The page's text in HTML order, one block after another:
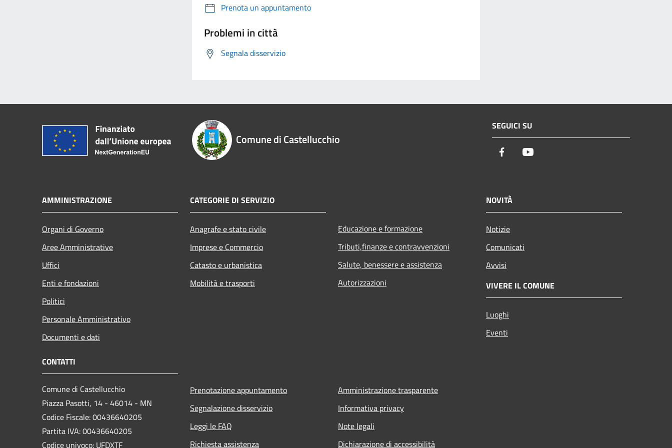
Prenota un appuntamento
Problemi in città
Segnala disservizio
Comune di Castellucchio
SEGUICI SU
Facebook
AMMINISTRAZIONE
Organi di Governo
Aree Amministrative
Uffici
Enti e fondazioni
Politici
Personale Amministrativo
Documenti e dati
CATEGORIE DI SERVIZIO
Anagrafe e stato civile
Imprese e Commercio
Catasto e urbanistica
Mobilità e trasporti
Educazione e formazione
Tributi,finanze e contravvenzioni
Salute, benessere e assistenza
Autorizzazioni
NOVITÀ
Notizie
Comunicati
Avvisi
VIVERE IL COMUNE
Luoghi
Eventi
CONTATTI
Comune di Castellucchio
Piazza Pasotti, 14 - 46014 - MN
Codice Fiscale: 00436640205
Partita IVA: 00436640205
Codice univoco: UFDXTF
Prenotazione appuntamento
Segnalazione disservizio
Leggi le FAQ
Richiesta assistenza
Amministrazione trasparente
Informativa privacy
Note legali
Dichiarazione di accessibilità